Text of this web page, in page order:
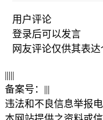
用户评论
登录后可以发言
网友评论仅供其表
|||||
备案号： |||
违法和不良信息举报电